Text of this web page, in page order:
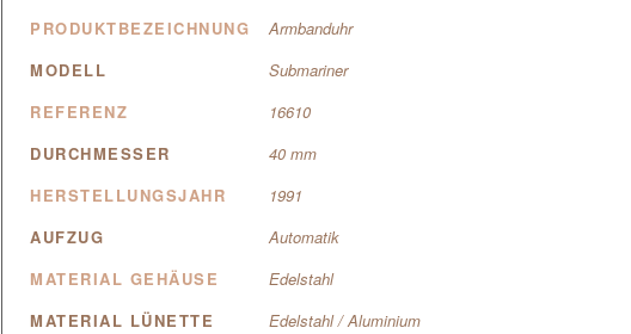
PRODUKTBEZEICHNUNG
Armbanduhr
MODELL
Submariner
REFERENZ
16610
DURCHMESSER
40 mm
HERSTELLUNGSJAHR
1991
AUFZUG
Automatik
MATERIAL GEHÄUSE
Edelstahl
MATERIAL LÜNETTE
Edelstahl / Aluminium